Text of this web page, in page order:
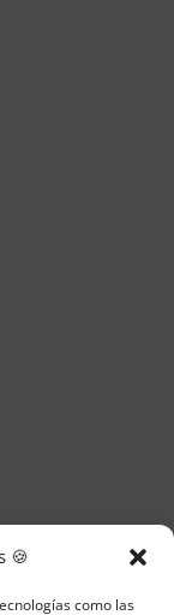
🍪
como las